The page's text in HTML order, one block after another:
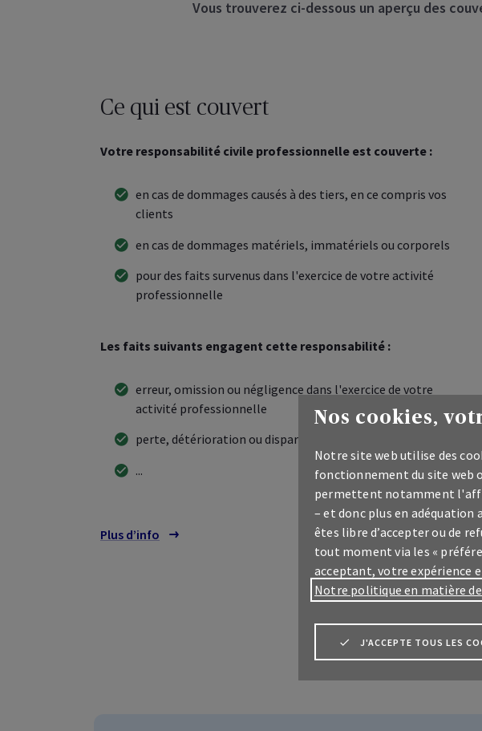
Vous trouverez ci-dessous un aperçu des
Ce qui est couvert
Votre responsabilité civile professionnelle est couverte :
en cas de dommages causés à des tiers, en ce compris vos
clients
en cas de dommages matériels, immatériels ou corporels
pour des faits survenus dans l'exercice de votre activité
professionnelle
Les faits suivants engagent cette responsabilité :
erreur, omission ou négligence dans l'exercice de votre
activité professionnelle
perte, détérioration ou disparition de données
...
Plus d’info plus d’info
Fiche produit
Nos cookies,
Notre site web utilise des
fonctionnement du site web
permettent notamment
– et donc plus en
êtes libre d’accepter ou de
tout moment via les «
acceptant, votre expérience
Notre politique en matière
J'ACCEPTE TOUS LES